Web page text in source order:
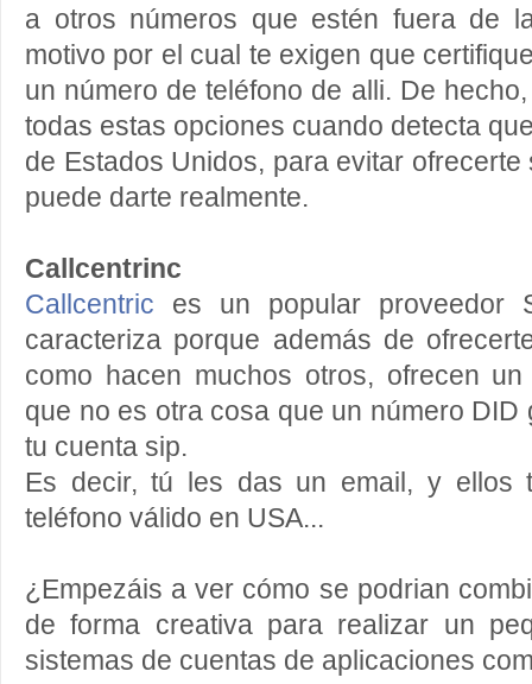
a otros números que estén fuera de
motivo por el cual te exigen que
un número de teléfono de alli. De
todas estas opciones cuando detecta
de Estados Unidos, para evitar
puede darte realmente.
Callcentrinc
Callcentric es un popular proveedor
caracteriza porque además de
como hacen muchos otros, ofrecen
que no es otra cosa que un número DID
tu cuenta sip.
Es decir, tú les das un email, y ellos
teléfono válido en USA...
¿Empezáis a ver cómo se podrian
de forma creativa para realizar un
sistemas de cuentas de aplicaciones